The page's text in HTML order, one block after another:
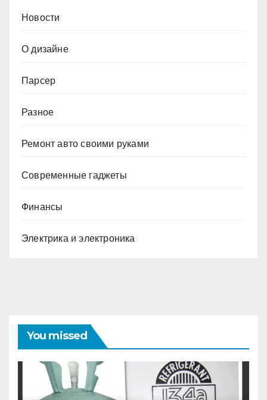
Новости
О дизайне
Парсер
Разное
Ремонт авто своими руками
Современные гаджеты
Финансы
Электрика и электроника
You missed